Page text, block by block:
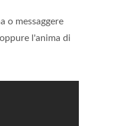
o messaggere
l'anima di